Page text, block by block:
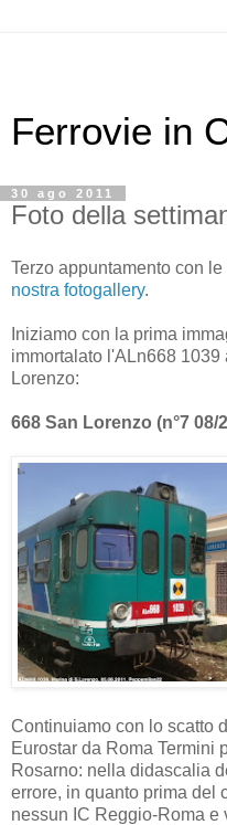
Ferrovie in
30 ago 2011
Foto della
Terzo appuntamento con
nostra fotogallery.
Iniziamo con la prima
immortalato l'ALn668
Lorenzo:
668 San Lorenzo (n°7 08/
Continuiamo con lo scatto
Eurostar da Roma Termini
Rosarno: nella didascalia
errore, in quanto prima del
nessun IC Reggio-Roma e